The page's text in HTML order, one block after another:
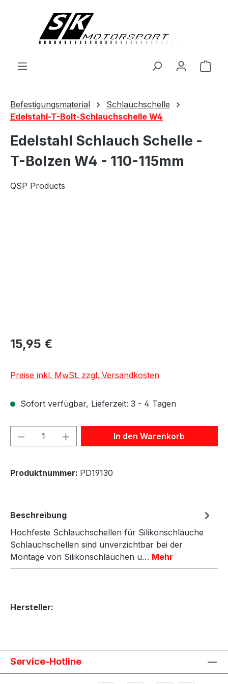
Befestigungsmaterial
Schlauchschelle
Edelstahl-T-Bolt-Schlauchschelle W4
Edelstahl Schlauch Schelle -
T-Bolzen W4 - 110-115mm
QSP Products
15,95 €
Preise inkl. MwSt. zzgl. Versandkosten
Sofort verfügbar, Lieferzeit: 3 - 4 Tagen
Produkt Anzahl: Gib denIn den Warenkorb
Produktnummer: PD19130
Beschreibung
Hochfeste Schlauchschellen für Silikonschläuche
Schlauchschellen sind unverzichtbar bei der
Montage von Silikonschläuchen u… Mehr
Hersteller:
Service-Hotline